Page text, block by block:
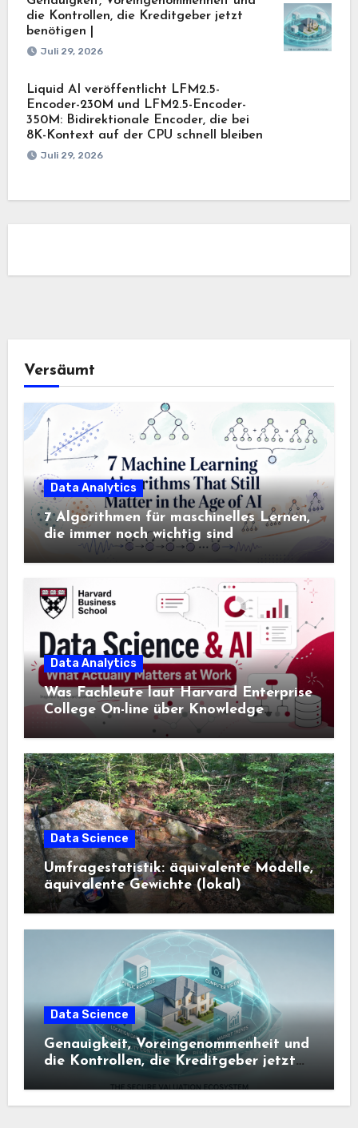
die Kontrollen, die Kreditgeber jetzt
benötigen |
Juli 29, 2026
Liquid AI veröffentlicht LFM2.5-
Encoder-230M und LFM2.5-Encoder-
350M: Bidirektionale Encoder, die bei
8K-Kontext auf der CPU schnell bleiben
Juli 29, 2026
Versäumt
Data Analytics
7 Algorithmen für maschinelles Lernen,
die immer noch wichtig sind
Data Analytics
Was Fachleute laut Harvard Enterprise
College On-line über Knowledge
Science und KI wissen sollten
Data Science
Umfragestatistik: äquivalente Modelle,
äquivalente Gewichte (lokal)
Data Science
Genauigkeit, Voreingenommenheit und
die Kontrollen, die Kreditgeber jetzt